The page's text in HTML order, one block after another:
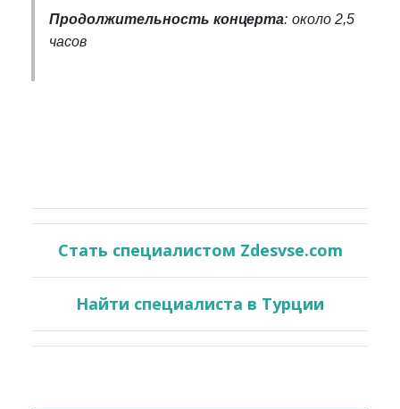
Продолжительность концерта: около 2,5
часов
Стать специалистом Zdesvse.com
Найти специалиста в Турции